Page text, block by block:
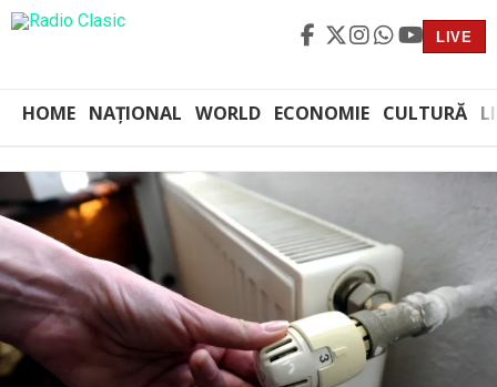
LIVE
HOME NAȚIONAL WORLD ECONOMIE CULTURĂ